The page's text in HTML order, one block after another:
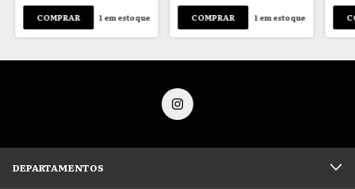
1 em estoque 1 em estoque
DEPARTAMENTOS